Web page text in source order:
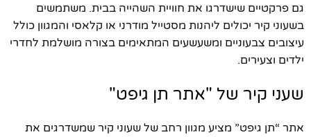
גם פרקטיים שישדרגו את חוויית השהייה בבית. משתמשים
בשעוני קיר יכולים ליהנות מסטייל מודרני או קלאסי והמגוון כולל
עיצובים צבעוניים ומשעשעים המתאימים בצורה מושלמת לחדרי
ילדים וצעירים.
שעני קיר של "אתר תן גיפט"
אתר “תן גיפט” מציע מגוון רחב של שעוני קיר שמשדרגים את